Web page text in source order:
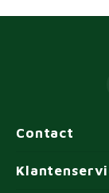
Contact